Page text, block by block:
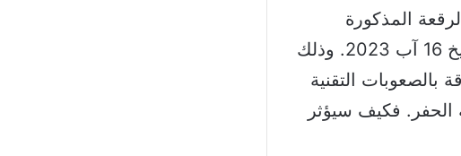
حفر البئر الإستكشافيّة «قانا 31/1 في الرقعة المذكورة
والواردة في رخصة الحفر الصادرة بموجب القرار رقم 30 تاريخ 16 آب 2023. وذلك
بالصعوبات التقنية
الحفر. فكيف سيؤثر